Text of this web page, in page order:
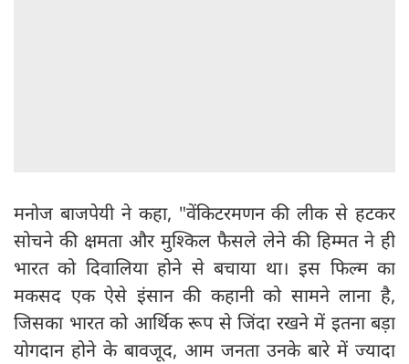
​मनोज बाजपेयी ने कहा, "वेंकिटरमणन की लीक से हटकर
सोचने की क्षमता और मुश्किल फैसले लेने की हिम्मत ने ही
भारत को दिवालिया होने से बचाया था। इस फिल्म का
मकसद एक ऐसे इंसान की कहानी को सामने लाना है,
जिसका भारत को आर्थिक रूप से जिंदा रखने में इतना बड़ा
योगदान होने के बावजूद, आम जनता उनके बारे में ज्यादा